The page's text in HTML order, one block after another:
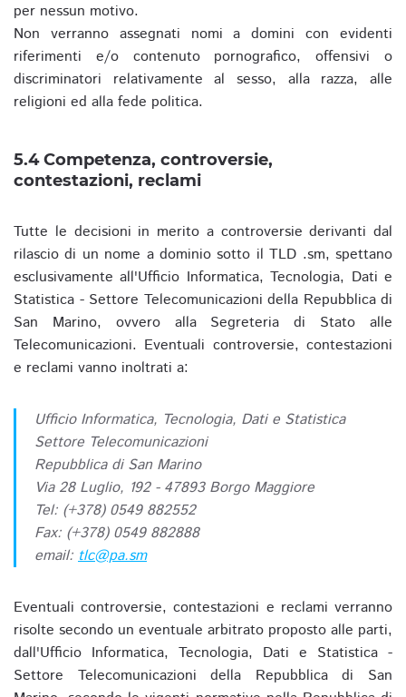
per nessun motivo.
Non verranno assegnati nomi a domini con evidenti
riferimenti e/o contenuto pornografico, offensivi o
discriminatori relativamente al sesso, alla razza, alle
religioni ed alla fede politica.
5.4 Competenza, controversie,
contestazioni, reclami
Tutte le decisioni in merito a controversie derivanti dal
rilascio di un nome a dominio sotto il TLD .sm, spettano
esclusivamente all'Ufficio Informatica, Tecnologia, Dati e
Statistica - Settore Telecomunicazioni della Repubblica di
San Marino, ovvero alla Segreteria di Stato alle
Telecomunicazioni. Eventuali controversie, contestazioni
e reclami vanno inoltrati a:
Ufficio Informatica, Tecnologia, Dati e Statistica
Settore Telecomunicazioni
Repubblica di San Marino
Via 28 Luglio, 192 - 47893 Borgo Maggiore
Tel: (+378) 0549 882552
Fax: (+378) 0549 882888
email: tlc@pa.sm
Eventuali controversie, contestazioni e reclami verranno
risolte secondo un eventuale arbitrato proposto alle parti,
dall'Ufficio Informatica, Tecnologia, Dati e Statistica -
Settore Telecomunicazioni della Repubblica di San